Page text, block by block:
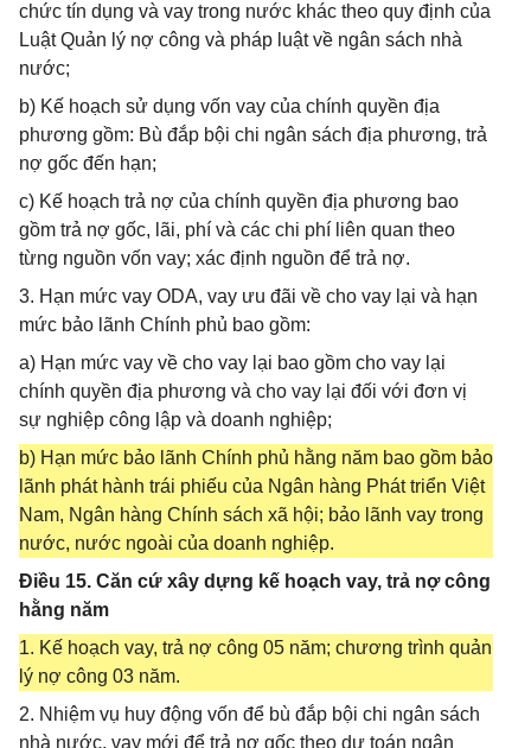
chức tín dụng và vay trong nước khác theo quy định của
Luật Quản lý nợ công và pháp luật về ngân sách nhà
nước;
b) Kế hoạch sử dụng vốn vay của chính quyền địa
phương gồm: Bù đắp bội chi ngân sách địa phương, trả
nợ gốc đến hạn;
c) Kế hoạch trả nợ của chính quyền địa phương bao
gồm trả nợ gốc, lãi, phí và các chi phí liên quan theo
từng nguồn vốn vay; xác định nguồn để trả nợ.
3. Hạn mức vay ODA, vay ưu đãi về cho vay lại và hạn
mức bảo lãnh Chính phủ bao gồm:
a) Hạn mức vay về cho vay lại bao gồm cho vay lại
chính quyền địa phương và cho vay lại đối với đơn vị
sự nghiệp công lập và doanh nghiệp;
b) Hạn mức bảo lãnh Chính phủ hằng năm bao gồm bảo
lãnh phát hành trái phiếu của Ngân hàng Phát triển Việt
Nam, Ngân hàng Chính sách xã hội; bảo lãnh vay trong
nước, nước ngoài của doanh nghiệp.
Điều 15. Căn cứ xây dựng kế hoạch vay, trả nợ công
hằng năm
1. Kế hoạch vay, trả nợ công 05 năm; chương trình quản
lý nợ công 03 năm.
2. Nhiệm vụ huy động vốn để bù đắp bội chi ngân sách
nhà nước, vay mới để trả nợ gốc theo dự toán ngân